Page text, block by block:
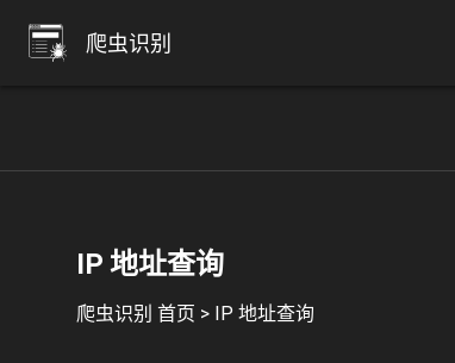
爬虫识别
IP 地址查询
爬虫识别 首页 > IP 地址查询